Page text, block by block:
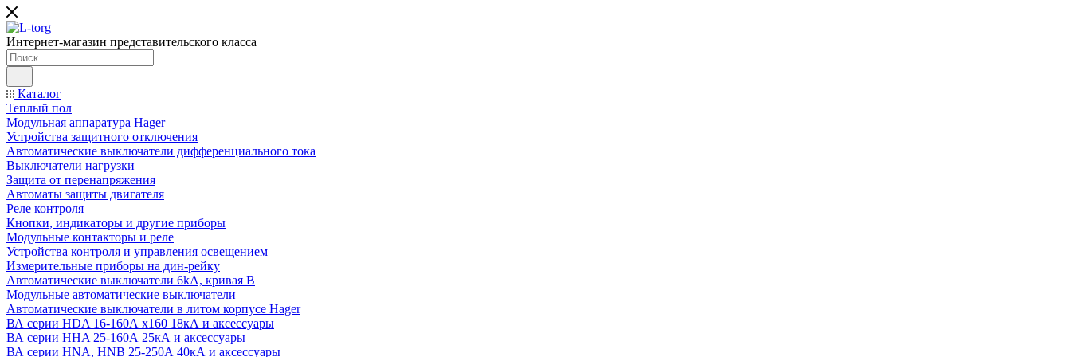
Интернет-магазин представительского класса
Каталог
Теплый пол
Модульная аппаратура Hager
Устройства защитного отключения
Автоматические выключатели дифференциального тока
Выключатели нагрузки
Защита от перенапряжения
Автоматы защиты двигателя
Реле контроля
Кнопки, индикаторы и другие приборы
Модульные контакторы и реле
Устройства контроля и управления освещением
Измерительные приборы на дин-рейку
Автоматические выключатели 6kA, кривая В
Модульные автоматические выключатели
Автоматические выключатели в литом корпусе Hager
ВА серии HDA 16-160А x160 18кА и аксессуары
ВА серии HHA 25-160А 25кА и аксессуары
ВА серии HNA, HNB 25-250А 40кА и аксессуары